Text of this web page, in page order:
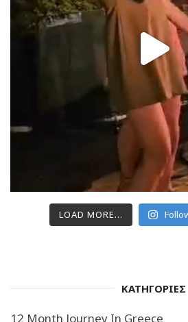
LOAD MORE...
ΚΑΤΗΓΟΡΙΕΣ
12 Month Journey In Greece